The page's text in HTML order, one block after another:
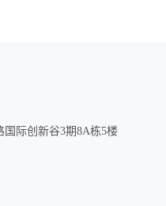
际创新谷3期8A栋5楼